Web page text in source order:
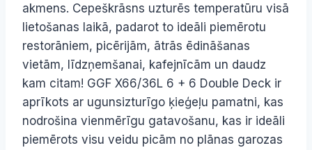
akmens. Cepeškrāsns uzturēs temperatūru visā
lietošanas laikā, padarot to ideāli piemērotu
restorāniem, picērijām, ātrās ēdināšanas
vietām, līdzņemšanai, kafejnīcām un daudz
kam citam! GGF X66/36L 6 + 6 Double Deck ir
aprīkots ar ugunsizturīgo ķieģeļu pamatni, kas
nodrošina vienmērīgu gatavošanu, kas ir ideāli
piemērots visu veidu picām no plānas garozas